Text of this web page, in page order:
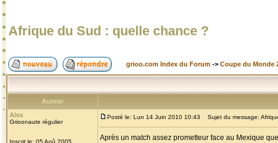
Afrique du Sud : quelle chance ?
grioo.com Index du Forum -> Coupe du Monde
Auteur
Alex
Grioonaute régulier
Inscrit le: 05 Aoû 2005
Posté le: Lun 14 Juin 2010 10:43 Sujet du message:
Après un match assez prometteur face au Mexique